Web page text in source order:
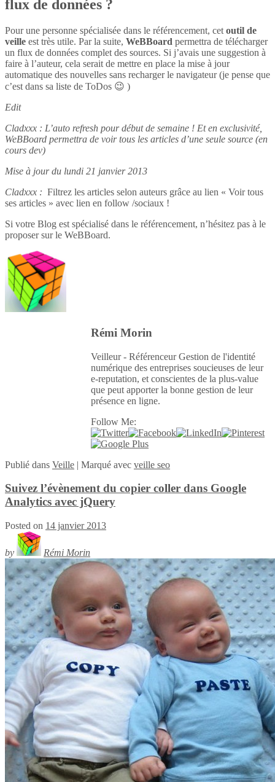
flux de données ?
Pour une personne spécialisée dans le référencement, cet outil de
veille est très utile. Par la suite, WeBBoard permettra de télécharger
un flux de données complet des sources. Si j’avais une suggestion à
faire à l’auteur, cela serait de mettre en place la mise à jour
automatique des nouvelles sans recharger le navigateur (je pense que
c’est dans sa liste de ToDos 😉 )
Edit
Cladxxx : L’auto refresh pour début de semaine ! Et en exclusivité,
WeBBoard permettra de voir tous les articles d’une seule source (en
cours dev)
Mise à jour du lundi 21 janvier 2013
Cladxxx : Filtrez les articles selon auteurs grâce au lien « Voir tous
ses articles » avec lien en follow /sociaux !
Si votre Blog est spécialisé dans le référencement, n’hésitez pas à le
proposer sur le WeBBoard.
Rémi Morin
Veilleur - Référenceur Gestion de l'identité
numérique des entreprises soucieuses de leur
e-reputation, et conscientes de la plus-value
que peut apporter la bonne gestion de leur
présence en ligne.
Follow Me:
Publié dans Veille | Marqué avec veille seo
Suivez l’évènement du copier coller dans Google
Analytics avec jQuery
Posted on 14 janvier 2013
by Rémi Morin